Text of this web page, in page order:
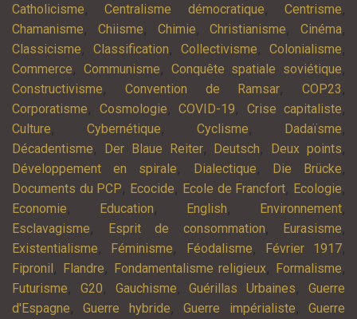
Catholicisme,Centralisme démocratique,Centrisme,
Chamanisme, Chiisme, Chimie,Christianisme, Cinéma,
Classicisme, Classification, Collectivisme, Colonialisme,
Commerce, Communisme, Conquête spatiale soviétique,
Constructivisme, Convention de Ramsar, COP23 ,
Corporatisme, Cosmologie, COVID-19, Crise capitaliste,
Culture, Cybernétique, Cyclisme, Dadaïsme,
Décadentisme, Der Blaue Reiter, Deutsch, Deux points,
Développement en spirale, Dialectique, Die Brücke,
Documents du PCP, Ecocide, Ecole de Francfort, Ecologie,
Economie, Education, English, Environnement,
Esclavagisme, Esprit de consommation, Eurasisme,
Existentialisme, Féminisme, Féodalisme, Février 1917,
Fipronil , Flandre, Fondamentalisme religieux, Formalisme,
Futurisme, G20, Gauchisme,Guérillas Urbaines,Guerre
d'Espagne,Guerre hybride,Guerre impérialiste,Guerre